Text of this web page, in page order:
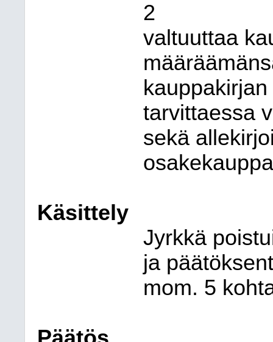
2
valtuuttaa
tarvittaessa
sekä
Käsittely
Jyrkkä
ja
mom. 5